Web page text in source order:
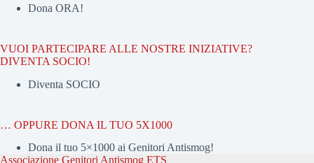
Dona ORA!
VUOI PARTECIPARE ALLE NOSTRE INIZIATIVE?
DIVENTA SOCIO!
Diventa SOCIO
… OPPURE DONA IL TUO 5X1000
Dona il tuo 5×1000 ai Genitori Antismog!
Associazione Genitori Antismog ETS